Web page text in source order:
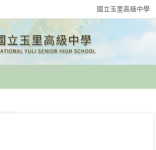
國立玉里高級中學